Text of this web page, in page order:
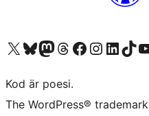
Besök vår X-konto (f.d. Twitter)
Besök vårt Bluesky-konto
Besök vårt Mastodon-konto
Besök vårt Thread-konto
Besök vår Facebook-sidaBesök vårt Instagram-konto
Besök vårt LinkedIn-konto
Besök vårt
Kod är poesi.
The WordPress®